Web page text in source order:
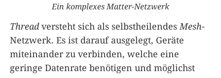
Ein komplexes Matter-Netzwerk
Threadversteht sich als selbstheilendes Mesh-
Netzwerk. Es ist darauf ausgelegt, Geräte
miteinander zu verbinden, welche eine
geringe Datenrate benötigen und möglichst